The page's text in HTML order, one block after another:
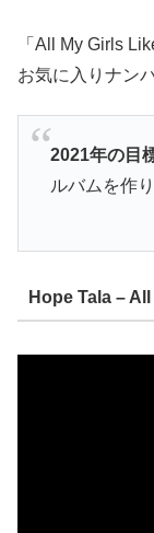
「All My Girls
お気に入りナン
2021年の目
ルバムを作
Hope Tala –